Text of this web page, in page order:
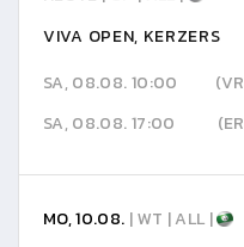
VIVA OPEN, KERZERS
SA, 08.08. 10:00
SA, 08.08. 17:00
MO, 10.08. | WT | ALL |